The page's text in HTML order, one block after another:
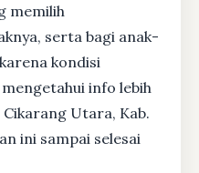
memilih
serta bagi anak-
kondisi
info lebih
Utara, Kab.
ini sampai selesai